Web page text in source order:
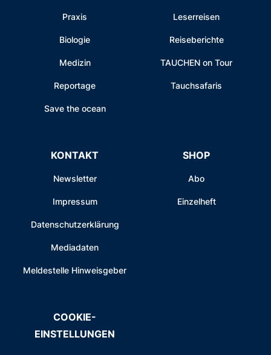
Praxis
Biologie
Medizin
Reportage
Save the ocean
Leserreisen
Reiseberichte
TAUCHEN on Tour
Tauchsafaris
KONTAKT
Newsletter
Impressum
Datenschutzerklärung
Mediadaten
Meldestelle Hinweisgeber
SHOP
Abo
Einzelheft
COOKIE-
EINSTELLUNGEN